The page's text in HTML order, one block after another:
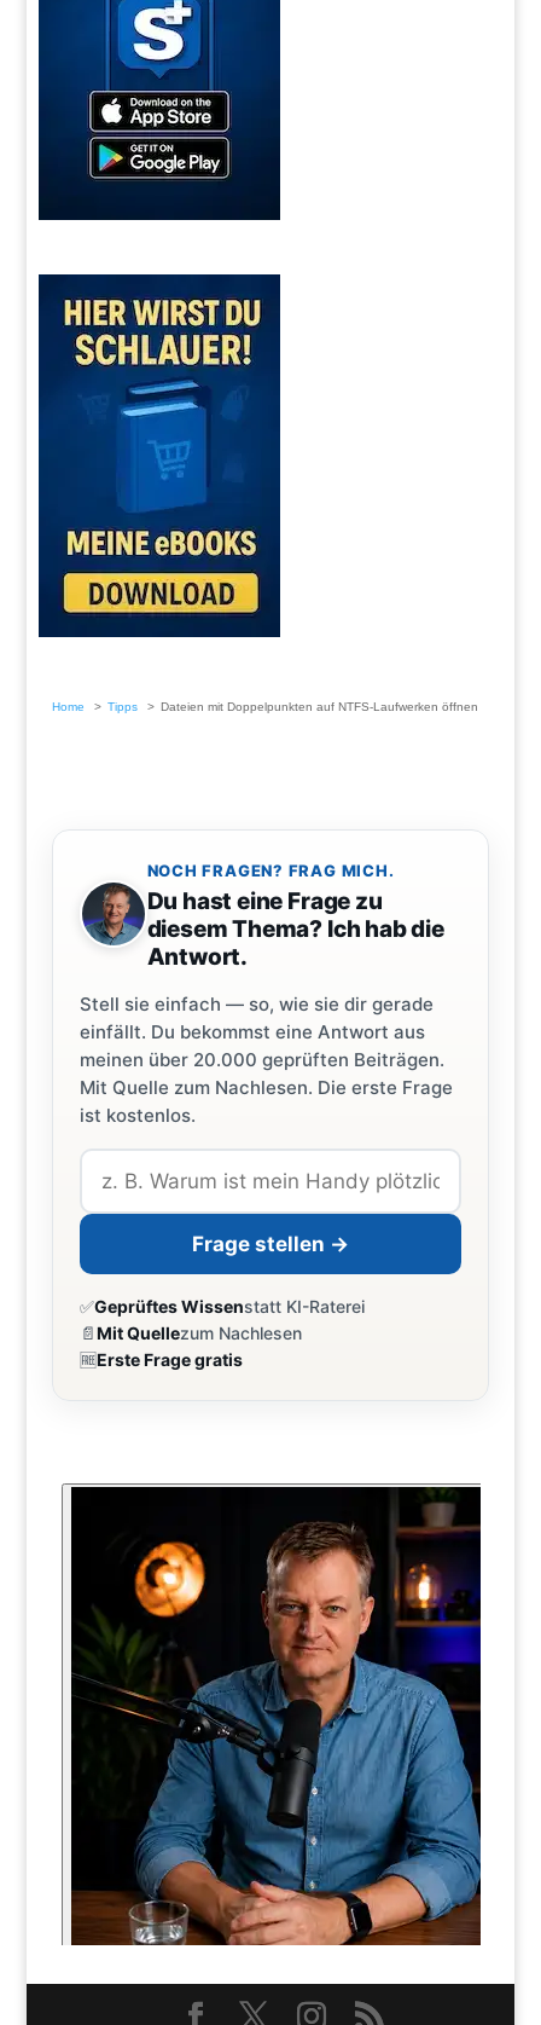
Home Tipps Dateien mit Doppelpunkten auf NTFS-Laufwerken öffnen
NOCH FRAGEN? FRAG MICH.
Du hast eine Frage zu
diesem Thema? Ich hab die
Antwort.
Stell sie einfach — so, wie sie dir gerade
einfällt. Du bekommst eine Antwort aus
meinen über 20.000 geprüften Beiträgen.
Mit Quelle zum Nachlesen. Die erste Frage
ist kostenlos.
Frage stellen →
✅Geprüftes Wissenstatt KI-Raterei
📄Mit Quellezum Nachlesen
🆓Erste Frage gratis